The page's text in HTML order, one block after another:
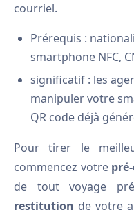
courriel.
Prérequis :
smartphone NFC,
significatif : les
manipuler votre
QR code déjà
Pour tirer le
commencez votre
de tout voyage
restitution de votre